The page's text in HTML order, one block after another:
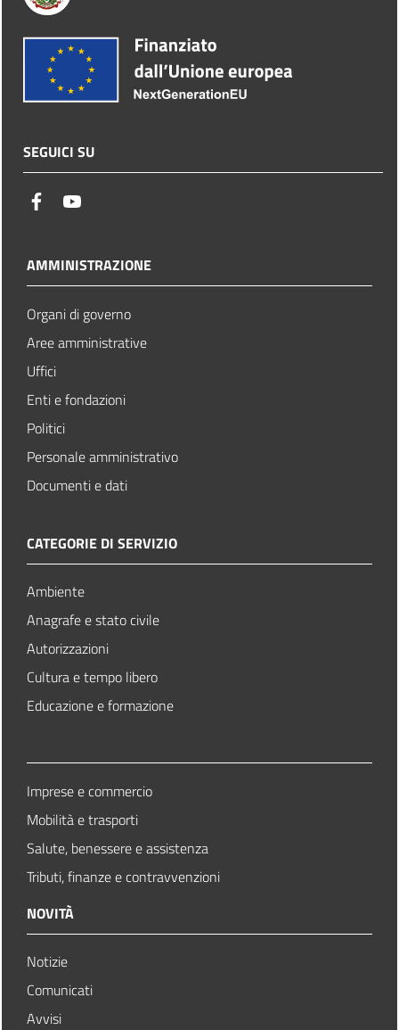
SEGUICI SU
facebook
AMMINISTRAZIONE
Organi di governo
Aree amministrative
Uffici
Enti e fondazioni
Politici
Personale amministrativo
Documenti e dati
CATEGORIE DI SERVIZIO
Ambiente
Anagrafe e stato civile
Autorizzazioni
Cultura e tempo libero
Educazione e formazione
Imprese e commercio
Mobilità e trasporti
Salute, benessere e assistenza
Tributi, finanze e contravvenzioni
NOVITÀ
Notizie
Comunicati
Avvisi